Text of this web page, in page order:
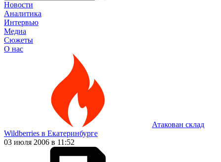
Новости
Аналитика
Интервью
Медиа
Сюжеты
О нас
Атакован склад
Wildberries в Екатеринбурге
03 июля 2006 в 11:52